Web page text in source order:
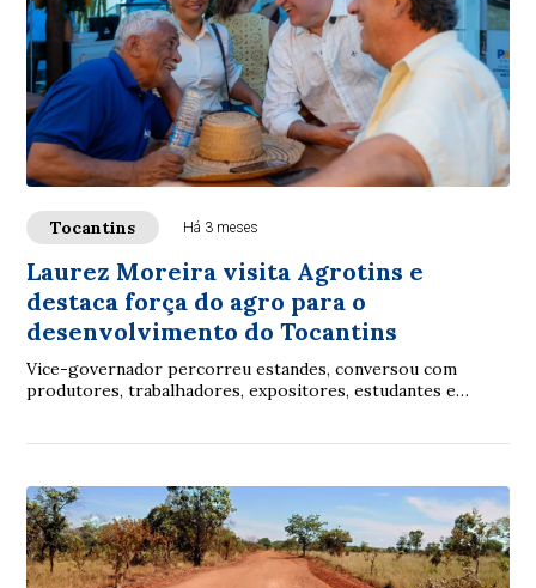
Tocantins Há 3 meses
Laurez Moreira visita Agrotins e
destaca força do agro para o
desenvolvimento do Tocantins
Vice-governador percorreu estandes, conversou com
produtores, trabalhadores, expositores, estudantes e